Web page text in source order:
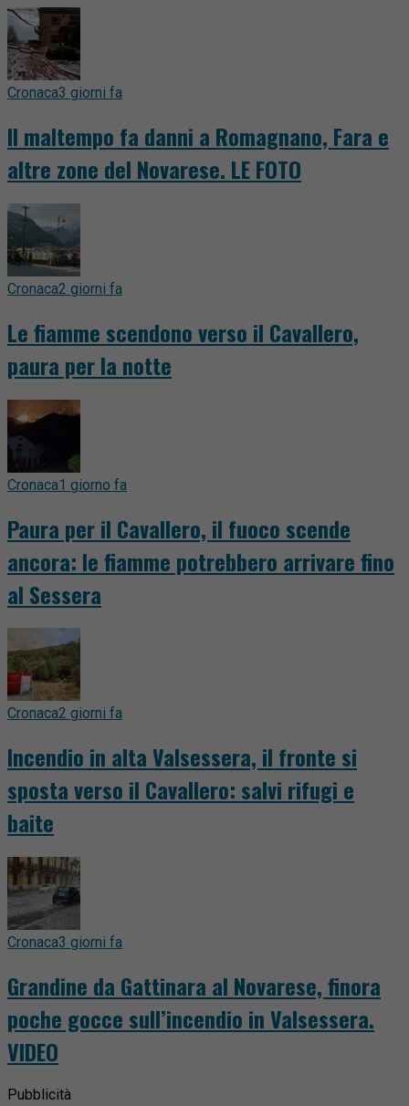
Cronaca3 giorni fa
Il maltempo fa danni a Romagnano, Fara e
altre zone del Novarese. LE FOTO
Cronaca2 giorni fa
Le fiamme scendono verso il Cavallero,
paura per la notte
Cronaca1 giorno fa
Paura per il Cavallero, il fuoco scende
ancora: le fiamme potrebbero arrivare fino
al Sessera
Cronaca2 giorni fa
Incendio in alta Valsessera, il fronte si
sposta verso il Cavallero: salvi rifugi e
baite
Cronaca3 giorni fa
Grandine da Gattinara al Novarese, finora
poche gocce sull’incendio in Valsessera.
VIDEO
Pubblicità